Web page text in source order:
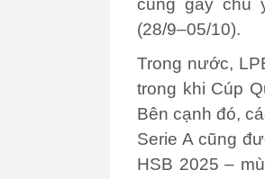
cũng gây chú
(28/9–05/10).
Trong nước,
trong khi Cúp
Bên cạnh đó,
Serie A cũng
HSB 2025 –